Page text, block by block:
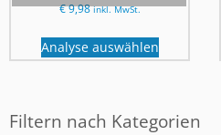
€9,98 inkl. MwSt.
Analyse auswählen
Filtern nach Kategorien